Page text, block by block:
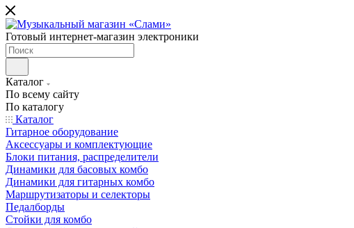
Готовый интернет-магазин электроники
Каталог
По всему сайту
По каталогу
Каталог
Гитарное оборудование
Аксессуары и комплектующие
Блоки питания, распределители
Динамики для басовых комбо
Динамики для гитарных комбо
Маршрутизаторы и селекторы
Педалборды
Стойки для комбо